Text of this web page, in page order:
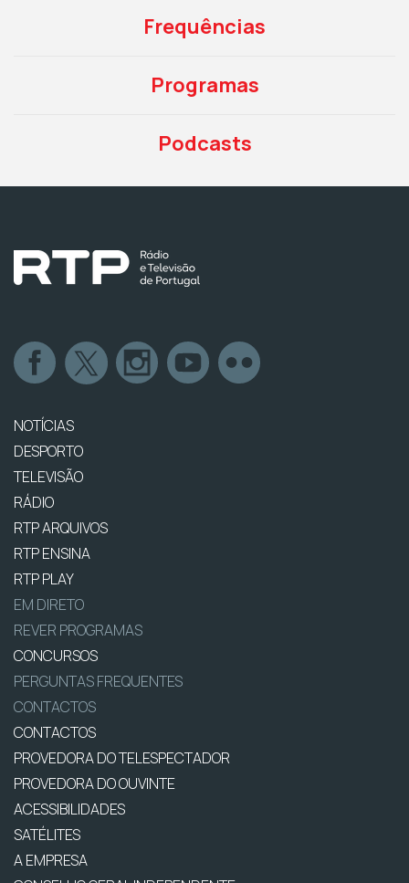
Frequências
Programas
Podcasts
NOTÍCIAS
DESPORTO
TELEVISÃO
RÁDIO
RTP ARQUIVOS
RTP ENSINA
RTP PLAY
EM DIRETO
REVER PROGRAMAS
CONCURSOS
PERGUNTAS FREQUENTES
CONTACTOS
CONTACTOS
PROVEDORA DO TELESPECTADOR
PROVEDORA DO OUVINTE
ACESSIBILIDADES
SATÉLITES
A EMPRESA